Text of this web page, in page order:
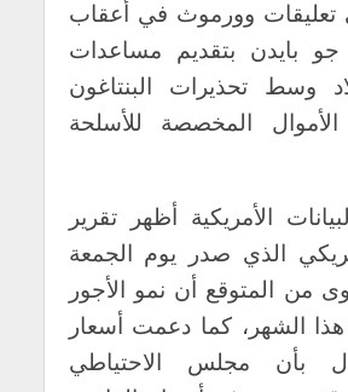
تعليقات وورموث في أعقاب
بايدن بتقديم مساعدات
وسط تحذيرات البنتاغون
المخصصة للأسلحة
الأمريكية أظهر تقرير
الذي صدر يوم الجمعة
من المتوقع أن نمو الأجور
الشهر، كما دعمت أسعار
بأن مجلس الاحتياطي